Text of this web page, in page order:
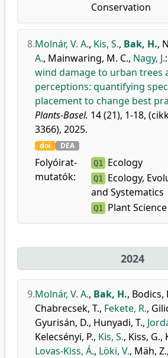
Conservation
8.Molnár, V. A., Kis, S., Bak, H.,
A., Mainwaring, M. C., Nagy, J.:
wind damage to urban trees
perceptions: quantifying
placement to change best
Plants-Basel. 14 (21), 1-18,
3366), 2025.
doi DEA
Folyóirat-
mutatók:
Q1 Ecology
Q1 Ecology,
and Systematics
Q1 Plant Science
2024
9.Molnár, V. A., Bak, H., Bodics,
Chabrecsek, T., Fekete, R.,
Gyurisán, D., Hunyadi, T.,
Kelecsényi, P., Kis, S., Kiss, G.,
Lovas-Kiss, Á., Löki, V., Mäh, Z.,